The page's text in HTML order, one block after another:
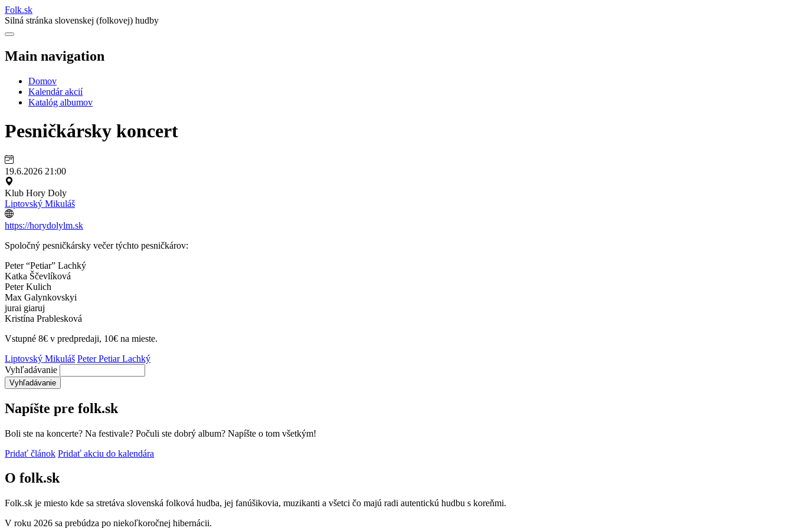
Folk.sk
Silná stránka slovenskej (folkovej) hudby
Main navigation
Domov
Kalendár akcií
Katalóg albumov
Pesničkársky koncert
19.6.2026 21:00
Klub Hory Doly
Liptovský Mikuláš
https://horydolylm.sk
Spoločný pesničkársky večer týchto pesničkárov:
Peter “Petiar” Lachký
Katka Ščevlíková
Peter Kulich
Max Galynkovskyi
jurai giaruj
Kristína Prablesková
Vstupné 8€ v predpredaji, 10€ na mieste.
Liptovský Mikuláš Peter Petiar Lachký
Vyhľadávanie
Napíšte pre folk.sk
Boli ste na koncerte? Na festivale? Počuli ste dobrý album? Napíšte o tom všetkým!
Pridať článok Pridať akciu do kalendára
O folk.sk
Folk.sk je miesto kde sa stretáva slovenská folková hudba, jej fanúšikovia, muzikanti a všetci čo majú radi autentickú hudbu s koreňmi.
V roku 2026 sa prebúdza po niekoľkoročnej hibernácii.